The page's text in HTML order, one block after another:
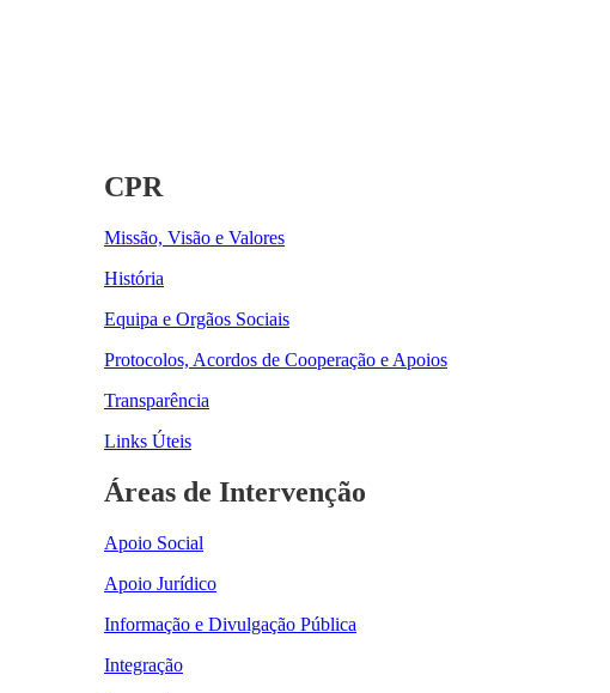
CPR
Missão, Visão e Valores
História
Equipa e Orgãos Sociais
Protocolos, Acordos de Cooperação e Apoios
Transparência
Links Úteis
Áreas de Intervenção
Apoio Social
Apoio Jurídico
Informação e Divulgação Pública
Integração